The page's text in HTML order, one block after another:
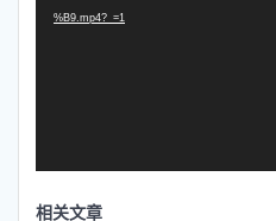
%B9.mp4?_=1
相关文章